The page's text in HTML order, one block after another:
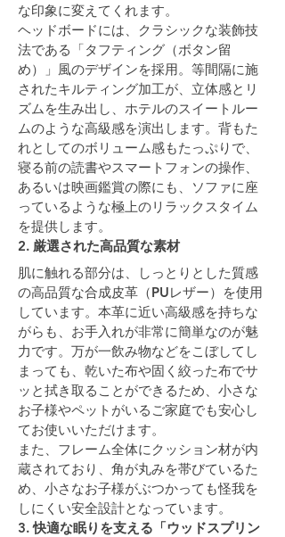
な印象に変えてくれます。
ヘッドボードには、クラシックな装飾技
法である「タフティング（ボタン留
め）」風のデザインを採用。等間隔に施
されたキルティング加工が、立体感とリ
ズムを生み出し、ホテルのスイートルー
ムのような高級感を演出します。背もた
れとしてのボリューム感もたっぷりで、
寝る前の読書やスマートフォンの操作、
あるいは映画鑑賞の際にも、ソファに座
っているような極上のリラックスタイム
を提供します。
2. 厳選された高品質な素材
肌に触れる部分は、しっとりとした質感
の高品質な合成皮革（PUレザー）を使用
しています。本革に近い高級感を持ちな
がらも、お手入れが非常に簡単なのが魅
力です。万が一飲み物などをこぼしてし
まっても、乾いた布や固く絞った布でサ
ッと拭き取ることができるため、小さな
お子様やペットがいるご家庭でも安心し
てお使いいただけます。
また、フレーム全体にクッション材が内
蔵されており、角が丸みを帯びているた
め、小さなお子様がぶつかっても怪我を
しにくい安全設計となっています。
3. 快適な眠りを支える「ウッドスプリン